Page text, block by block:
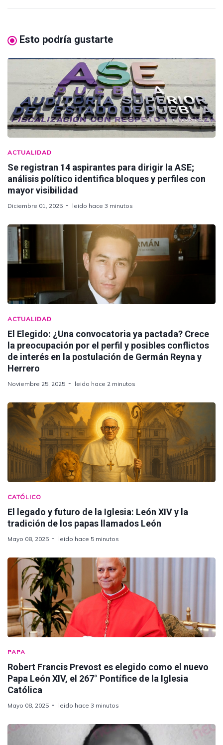
Esto podría gustarte
ACTUALIDAD
Se registran 14 aspirantes para dirigir la ASE;
análisis político identifica bloques y perfiles con
mayor visibilidad
Diciembre 01, 2025 leido hace 3 minutos
ACTUALIDAD
El Elegido: ¿Una convocatoria ya pactada? Crece
la preocupación por el perfil y posibles conflictos
de interés en la postulación de Germán Reyna y
Herrero
Noviembre 25, 2025 leido hace 2 minutos
CATÓLICO
El legado y futuro de la Iglesia: León XIV y la
tradición de los papas llamados León
Mayo 08, 2025 leido hace 5 minutos
PAPA
Robert Francis Prevost es elegido como el nuevo
Papa León XIV, el 267° Pontífice de la Iglesia
Católica
Mayo 08, 2025 leido hace 3 minutos